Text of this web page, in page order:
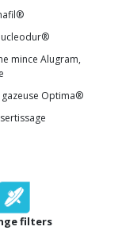
mince Alugram,
Optima®
filters